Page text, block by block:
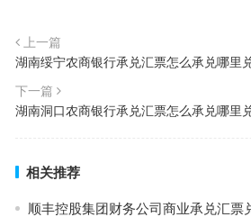
上一篇
湖南绥宁农商银行承兑汇票怎么承兑哪里
下一篇
湖南洞口农商银行承兑汇票怎么承兑哪里
相关推荐
顺丰控股集团财务公司商业承兑汇票